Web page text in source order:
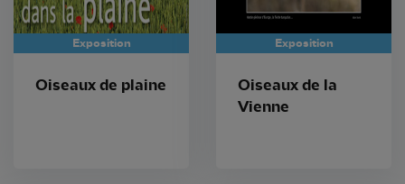
Exposition
Oiseaux de plaine
Exposition
Oiseaux de la
Vienne